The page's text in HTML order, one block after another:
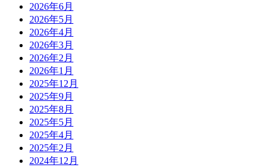
2026年6月
2026年5月
2026年4月
2026年3月
2026年2月
2026年1月
2025年12月
2025年9月
2025年8月
2025年5月
2025年4月
2025年2月
2024年12月